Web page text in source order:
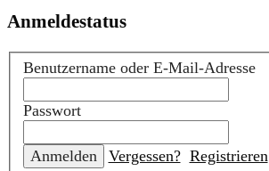
Anmeldestatus
Benutzername oder E-Mail-Adresse
Passwort
Vergessen? Registrieren